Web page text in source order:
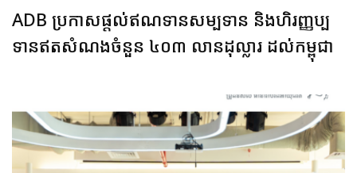
ADB ប្រកាសផ្តល់ឥណទានសម្បទាន និងហិរញ្ញប្ប
ទានឥតសំណងចំនួន ៤០៣ លានដុល្លារ ដល់កម្ពុជា